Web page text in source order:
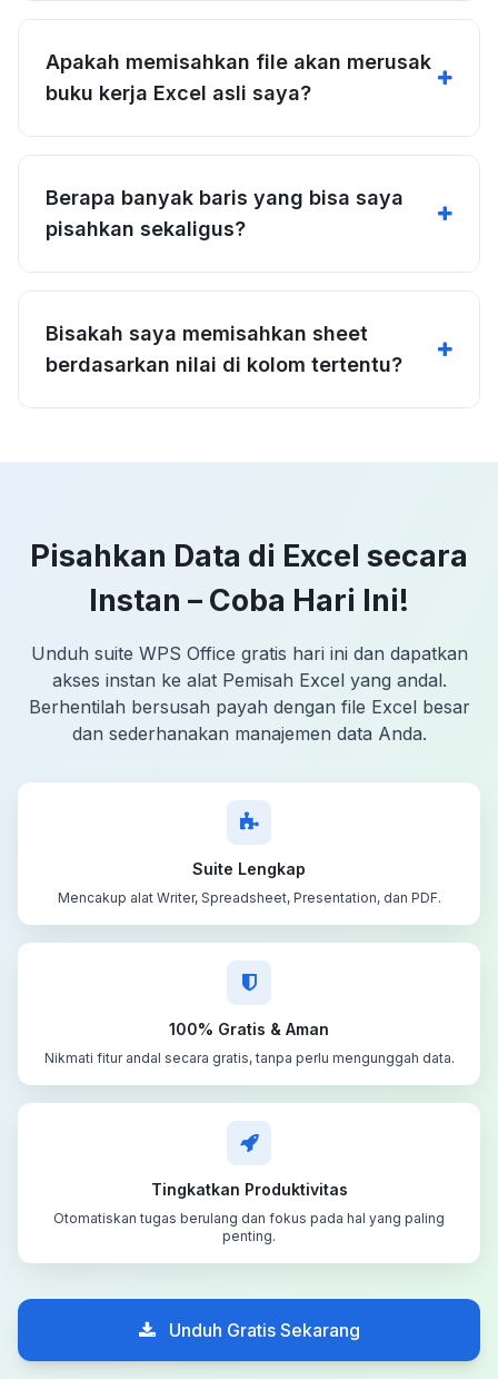
Apakah memisahkan file akan merusak
buku kerja Excel asli saya?
Berapa banyak baris yang bisa saya
pisahkan sekaligus?
Bisakah saya memisahkan sheet
berdasarkan nilai di kolom tertentu?
Pisahkan Data di Excel secara
Instan – Coba Hari Ini!
Unduh suite WPS Office gratis hari ini dan dapatkan
akses instan ke alat Pemisah Excel yang andal.
Berhentilah bersusah payah dengan file Excel besar
dan sederhanakan manajemen data Anda.
Suite Lengkap
Mencakup alat Writer, Spreadsheet, Presentation, dan PDF.
100% Gratis & Aman
Nikmati fitur andal secara gratis, tanpa perlu mengunggah data.
Tingkatkan Produktivitas
Otomatiskan tugas berulang dan fokus pada hal yang paling
penting.
Unduh Gratis Sekarang